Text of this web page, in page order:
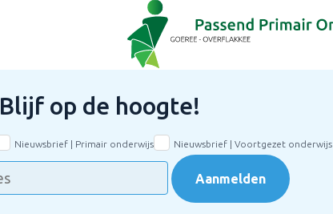
Blijf op de hoogte!
Aanmelden
Nieuwsbrief | Primair onderwijs Nieuwsbrief | Voortgezet onderwijs